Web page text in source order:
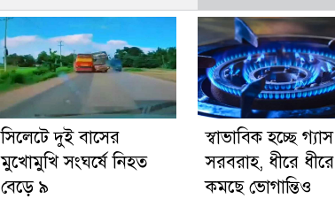
সিলেটে দুই বাসের
মুখোমুখি সংঘর্ষে নিহত
বেড়ে ৯
স্বাভাবিক হচ্ছে গ্যাস
সরবরাহ, ধীরে ধীরে
কমছে ভোগান্তিও